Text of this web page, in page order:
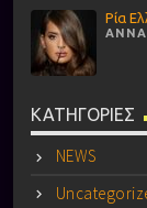
Ρία
ΚΑΤΗΓΟΡΙΕΣ
NEWS